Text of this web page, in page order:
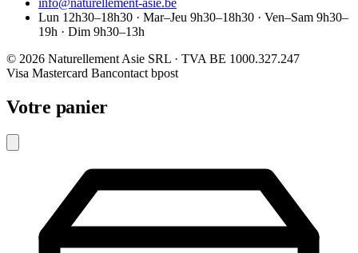
Lun 12h30–18h30 · Mar–Jeu 9h30–18h30 · Ven–Sam 9h30–
19h · Dim 9h30–13h
© 2026 Naturellement Asie SRL · TVA BE 1000.327.247
Visa Mastercard Bancontact bpost
Votre panier